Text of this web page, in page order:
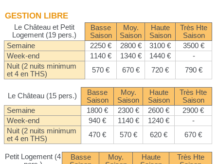
GESTION LIBRE
Le Château et Petit
Logement (19 pers.)
Basse
Saison
Moy.
Saison
Haute
Saison
Très Hte
Saison
Semaine
2250 € 2800 € 3100 €
3500 €
Week-end
1140 € 1340 € 1440 €
-
Nuit (2 nuits minimum
et 4 en THS)
570 € 670 € 720 € 790 €
Le Château (15 pers.)
Basse
Saison
Moy.
Saison
Haute
Saison
Très Hte
Saison
Semaine
1800 € 2300 € 2600 €
2900 €
Week-end
940 € 1140 € 1240 €
-
Nuit (2 nuits minimum
et 4 en THS)
470 € 570 € 620 € 670 €
Petit Logement (4
Basse
Moy.
Haute
Très Hte